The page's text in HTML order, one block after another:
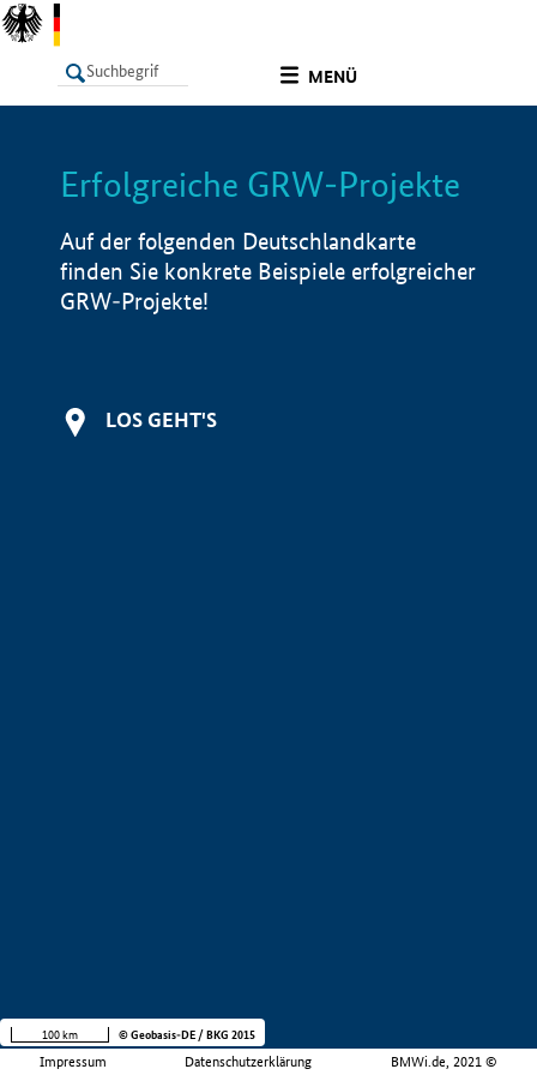
MENÜ
LISTE Info
Erfolgreiche GRW-Projekte
Auf der folgenden Deutschlandkarte
finden Sie konkrete Beispiele erfolgreicher
GRW-Projekte!
LOS GEHT'S
Impressum Datenschutzerklärung BMWi.de, 2021 ©
100 km © Geobasis-DE / BKG 2015